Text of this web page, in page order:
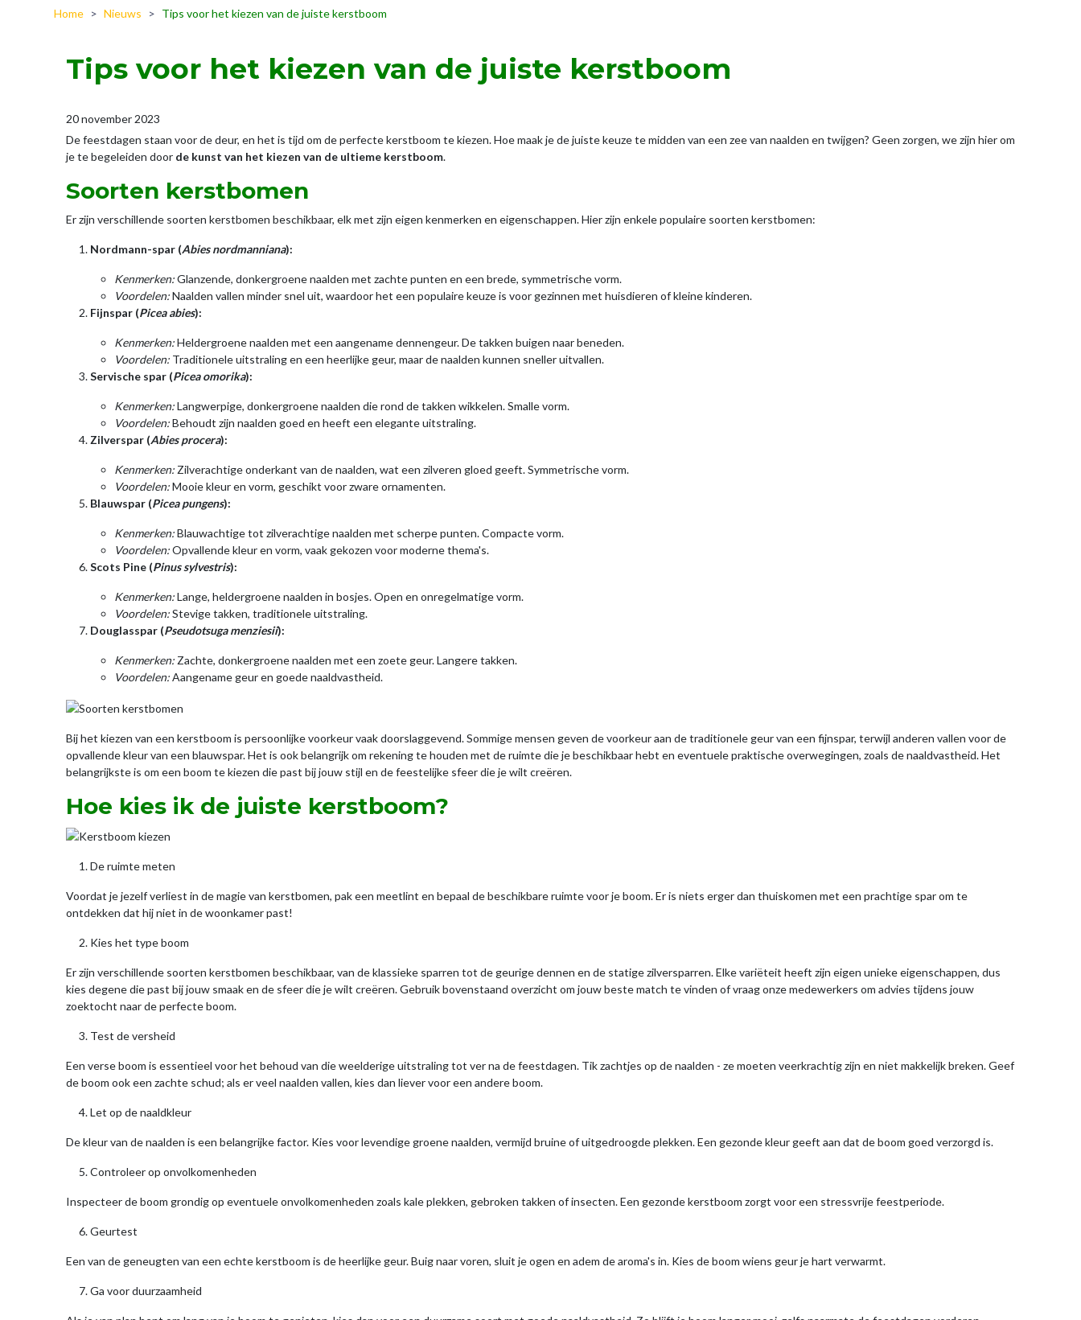
Home > Nieuws > Tips voor het kiezen van de juiste kerstboom
Tips voor het kiezen van de juiste kerstboom
20 november 2023
De feestdagen staan voor de deur, en het is tijd om de perfecte kerstboom te kiezen. Hoe maak je de juiste keuze te midden van een zee van naalden en twijgen? Geen zorgen, we zijn hier om
je te begeleiden door de kunst van het kiezen van de ultieme kerstboom.
Soorten kerstbomen
Er zijn verschillende soorten kerstbomen beschikbaar, elk met zijn eigen kenmerken en eigenschappen. Hier zijn enkele populaire soorten kerstbomen:
Nordmann-spar (Abies nordmanniana):
Kenmerken:Glanzende, donkergroene naalden met zachte punten en een brede, symmetrische vorm.
Voordelen:Naalden vallen minder snel uit, waardoor het een populaire keuze is voor gezinnen met huisdieren of kleine kinderen.
Fijnspar (Picea abies):
Kenmerken:Heldergroene naalden met een aangename dennengeur. De takken buigen naar beneden.
Voordelen: Traditionele uitstraling en een heerlijke geur, maar de naalden kunnen sneller uitvallen.
Servische spar (Picea omorika):
Kenmerken:Langwerpige, donkergroene naalden die rond de takken wikkelen. Smalle vorm.
Voordelen:Behoudt zijn naalden goed en heeft een elegante uitstraling.
Zilverspar (Abies procera):
Kenmerken: Zilverachtige onderkant van de naalden, wat een zilveren gloed geeft. Symmetrische vorm.
Voordelen:Mooie kleur en vorm, geschikt voor zware ornamenten.
Blauwspar (Picea pungens):
Kenmerken:Blauwachtige tot zilverachtige naalden met scherpe punten. Compacte vorm.
Voordelen:Opvallende kleur en vorm, vaak gekozen voor moderne thema's.
Scots Pine (Pinus sylvestris):
Kenmerken:Lange, heldergroene naalden in bosjes. Open en onregelmatige vorm.
Voordelen:Stevige takken, traditionele uitstraling.
Douglasspar (Pseudotsuga menziesii):
Kenmerken: Zachte, donkergroene naalden met een zoete geur. Langere takken.
Voordelen:Aangename geur en goede naaldvastheid.
Bij het kiezen van een kerstboom is persoonlijke voorkeur vaak doorslaggevend. Sommige mensen geven de voorkeur aan de traditionele geur van een fijnspar, terwijl anderen vallen voor de
opvallende kleur van een blauwspar. Het is ook belangrijk om rekening te houden met de ruimte die je beschikbaar hebt en eventuele praktische overwegingen, zoals de naaldvastheid. Het
belangrijkste is om een boom te kiezen die past bij jouw stijl en de feestelijke sfeer die je wilt creëren.
Hoe kies ik de juiste kerstboom?
De ruimte meten
Voordat je jezelf verliest in de magie van kerstbomen, pak een meetlint en bepaal de beschikbare ruimte voor je boom. Er is niets erger dan thuiskomen met een prachtige spar om te
ontdekken dat hij niet in de woonkamer past!
Kies het type boom
Er zijn verschillende soorten kerstbomen beschikbaar, van de klassieke sparren tot de geurige dennen en de statige zilversparren. Elke variëteit heeft zijn eigen unieke eigenschappen, dus
kies degene die past bij jouw smaak en de sfeer die je wilt creëren. Gebruik bovenstaand overzicht om jouw beste match te vinden of vraag onze medewerkers om advies tijdens jouw
zoektocht naar de perfecte boom.
Test de versheid
Een verse boom is essentieel voor het behoud van die weelderige uitstraling tot ver na de feestdagen. Tik zachtjes op de naalden - ze moeten veerkrachtig zijn en niet makkelijk breken. Geef
de boom ook een zachte schud; als er veel naalden vallen, kies dan liever voor een andere boom.
Let op de naaldkleur
De kleur van de naalden is een belangrijke factor. Kies voor levendige groene naalden, vermijd bruine of uitgedroogde plekken. Een gezonde kleur geeft aan dat de boom goed verzorgd is.
Controleer op onvolkomenheden
Inspecteer de boom grondig op eventuele onvolkomenheden zoals kale plekken, gebroken takken of insecten. Een gezonde kerstboom zorgt voor een stressvrije feestperiode.
Geurtest
Een van de geneugten van een echte kerstboom is de heerlijke geur. Buig naar voren, sluit je ogen en adem de aroma's in. Kies de boom wiens geur je hart verwarmt.
Ga voor duurzaamheid